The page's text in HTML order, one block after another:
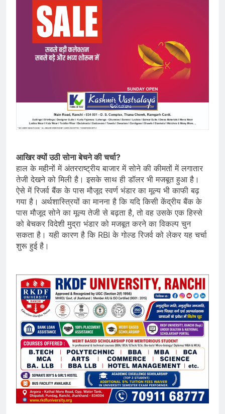
आखिर क्यों उठी सोना बेचने की चर्चा?
हाल के महीनों में अंतरराष्ट्रीय बाजार में सोने की कीमतों में लगातार
तेजी देखने को मिली है। इसके साथ ही डॉलर भी मजबूत हुआ है।
ऐसे में रिजर्व बैंक के पास मौजूद स्वर्ण भंडार का मूल्य भी काफी बढ़
गया है। अर्थशास्त्रियों का मानना है कि यदि किसी केंद्रीय बैंक के
पास मौजूद सोने का मूल्य तेजी से बढ़ता है, तो वह उसके एक हिस्से
को बेचकर विदेशी मुद्रा भंडार को मजबूत करने का विकल्प चुन
सकता है। यही कारण है कि RBI के गोल्ड रिजर्व को लेकर यह चर्चा
शुरू हुई है।